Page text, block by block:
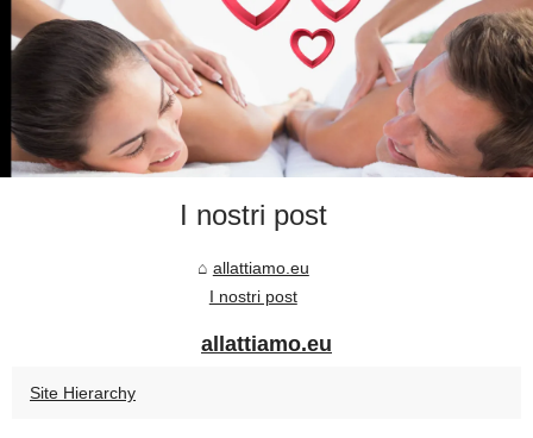
I nostri post
allattiamo.eu
I nostri post
allattiamo.eu
Site Hierarchy